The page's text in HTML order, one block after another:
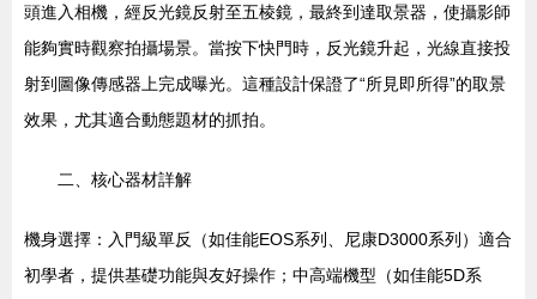
頭進入相機，經反光鏡反射至五棱鏡，最終到達取景器，使攝影師
能夠實時觀察拍攝場景。當按下快門時，反光鏡升起，光線直接投
射到圖像傳感器上完成曝光。這種設計保證了“所見即所得”的取景
效果，尤其適合動態題材的抓拍。
二、核心器材詳解
機身選擇：入門級單反（如佳能EOS系列、尼康D3000系列）適合
初學者，提供基礎功能與友好操作；中高端機型（如佳能5D系